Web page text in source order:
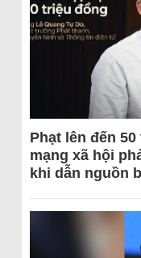
Phạt lên đến
mạng xã hội
khi dẫn nguồn